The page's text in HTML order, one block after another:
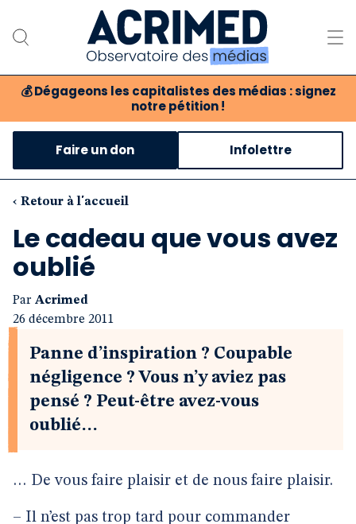
💰 Dégageons les capitalistes des médias : signez
notre pétition !
Notre association
Notre critique des médias
Nos propositions
Notre revue
Faire un don Infolettre
‹ Retour à l'accueil
Le cadeau que vous avez
oublié
Par Acrimed
26 décembre 2011
Panne d’inspiration ? Coupable
négligence ? Vous n’y aviez pas
pensé ? Peut-être avez-vous
oublié…
… De vous faire plaisir et de nous faire plaisir.
– Il n’est pas trop tard pour commander